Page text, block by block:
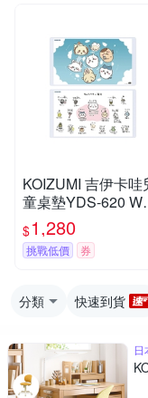
KOIZUMI 吉伊卡哇
童桌墊YDS-620
*D50 cm
$1,280
挑戰低價 券
分類 快速到貨